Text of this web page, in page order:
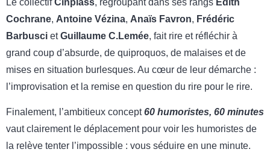
Le collectifCinplass, regroupant dans ses rangs Edith
Cochrane, Antoine Vézina, Anaïs Favron, Frédéric
Barbusci etGuillaume C.Lemée, fait rire et réfléchir à
grand coup d’absurde, de quiproquos, de malaises et de
mises en situation burlesques. Au cœur de leur démarche :
l’improvisation et la remise en question du rire pour le rire.
Finalement, l’ambitieux concept60 humoristes, 60 minutes
vaut clairement le déplacement pour voir les humoristes de
la relève tenter l’impossible : vous séduire en une minute.